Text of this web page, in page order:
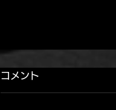
コメント